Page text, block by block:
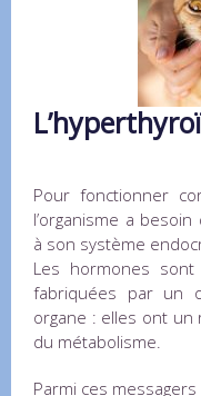
Pour fonctionner
l’organisme a
à son système
Les hormones
fabriquées par un
organe : elles ont
du métabolisme.
Parmi ces